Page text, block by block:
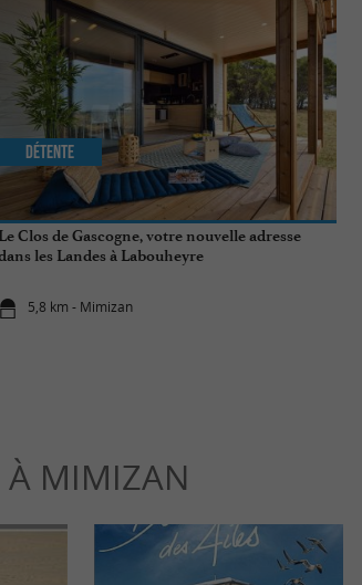
Le Clos de Gascogne, votre nouvelle adresse
les Landes à Labouheyre
5,8 km - Mimizan
Détente
À MIMIZAN